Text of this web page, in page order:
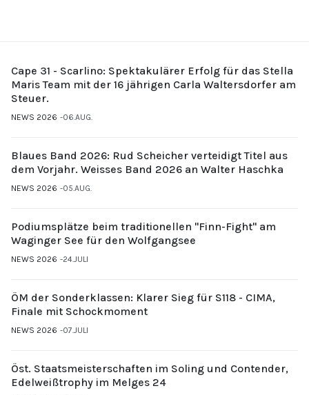
Cape 31 - Scarlino: Spektakulärer Erfolg für das Stella
Maris Team mit der 16 jährigen Carla Waltersdorfer am
Steuer.
NEWS 2026 06.AUG.
Blaues Band 2026: Rud Scheicher verteidigt Titel aus
dem Vorjahr. Weisses Band 2026 an Walter Haschka
NEWS 2026 05.AUG.
Podiumsplätze beim traditionellen "Finn-Fight" am
Waginger See für den Wolfgangsee
NEWS 2026 24.JULI
ÖM der Sonderklassen: Klarer Sieg für S118 - CIMA,
Finale mit Schockmoment
NEWS 2026 07.JULI
Öst. Staatsmeisterschaften im Soling und Contender,
Edelweißtrophy im Melges 24